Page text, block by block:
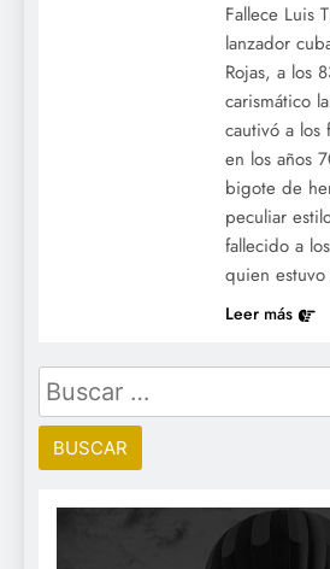
Fallece Luis
lanzador
Rojas, a los
carismático
cautivó a los
en los años
bigote de
peculiar
fallecido a
quien
Leer más
Buscar: